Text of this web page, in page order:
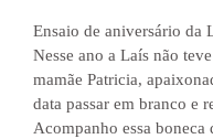
Ensaio de aniversário da
Nesse ano a Laís não
mamãe Patricia,
data passar em branco e
Acompanho essa boneca